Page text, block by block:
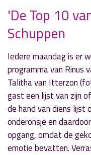
« Vorig nieuwsbericht
De leukste
Mangel'
4 november 2019
» Volgend nieuwsbericht
R.A.P. met Jop
9 november 2019
'De Top 10
Schuppen
Iedere maandag is er
programma van Rinus
Talitha van Itterzon
gast een lijst van zijn
de hand van diens lijst
onderonsje en
opgang, omdat de
emotie bevatten.